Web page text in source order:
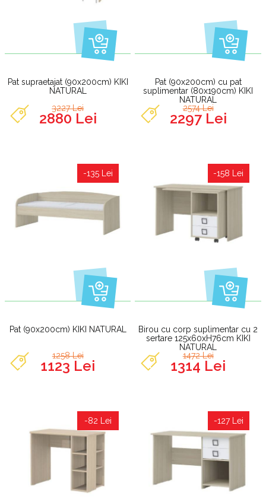
Pat supraetajat (90x200cm) KIKI
NATURAL
3227 Lei
2880 Lei
Pat (90x200cm) cu pat
suplimentar (80x190cm) KIKI
NATURAL
2574 Lei
2297 Lei
-135 Lei
Pat (90x200cm) KIKI NATURAL
1258 Lei
1123 Lei
-158 Lei
Birou cu corp suplimentar cu 2
sertare 125x60xH76cm KIKI
NATURAL
1472 Lei
1314 Lei
-82 Lei -127 Lei